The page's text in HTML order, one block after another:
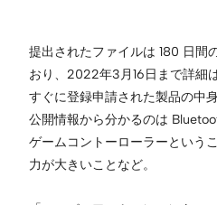
提出されたファイルは 180 日間
おり、2022年3月16日まで詳細
すぐに登録申請された製品の中
公開情報から分かるのは
ゲームコントーローラーという
力が大きいことなど。